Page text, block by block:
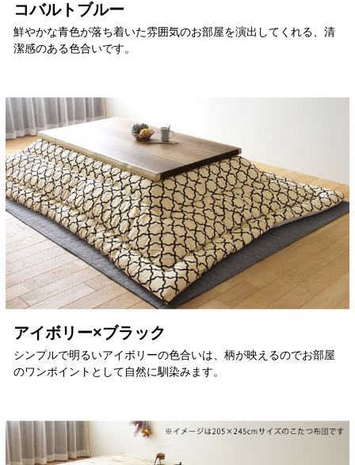
コバルトブルー
鮮やかな青色が落ち着いた雰囲気のお部屋を演出してくれる、清
潔感のある色合いです。
アイボリー×ブラック
シンプルで明るいアイボリーの色合いは、柄が映えるのでお部屋
のワンポイントとして自然に馴染みます。